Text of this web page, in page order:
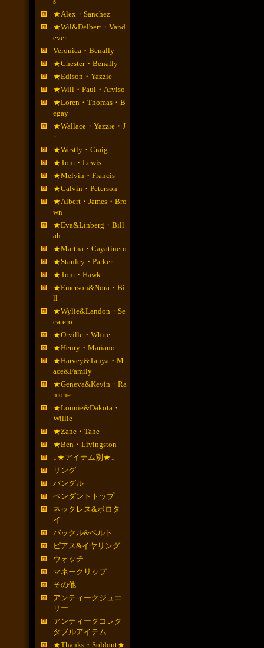
★Alex・Sanchez
★Wil&Delbert・Vand
ever
Veronica・Benally
★Chester・Benally
★Edison・Yazzie
★Will・Paul・Arviso
★Loren・Thomas・B
egay
★Wallace・Yazzie・J
r
★Westly・Craig
★Tom・Lewis
★Melvin・Francis
★Calvin・Peterson
★Albert・James・Bro
wn
★Eva&Linberg・Bill
ah
★Martha・Cayatineto
★Stanley・Parker
★Tom・Hawk
★Emerson&Nora・Bi
ll
★Wylie&Landon・Se
catero
★Orville・White
★Henry・Mariano
★Harvey&Tanya・M
ace&Family
★Geneva&Kevin・Ra
mone
★Lonnie&Dakota・
Willie
★Zane・Tahe
★Ben・Livingston
↓★アイテム別★↓
リング
バングル
ペンダントトップ
ネックレス&ボロタ
イ
バックル&ベルト
ピアス&イヤリング
ウォッチ
マネークリップ
その他
アンティークジュエ
リー
アンティークコレク
タブルアイテム
★Thanks・Soldout★